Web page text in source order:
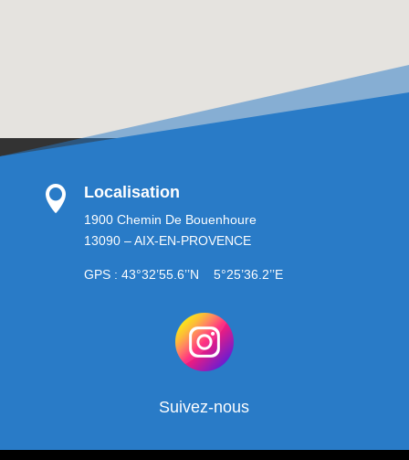
 Localisation
1900 Chemin De Bouenhoure
13090 – AIX-EN-PROVENCE
GPS : 43°32’55.6’’N 5°25’36.2’’E
Suivez-nous